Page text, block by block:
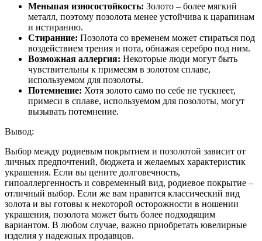
Меньшая износостойкость: Золото – более мягкий
металл, поэтому позолота менее устойчива к царапинам
и истиранию.
Стиранние: Позолота со временем может стираться под
воздействием трения и пота, обнажая серебро под ним.
Возможная аллергия: Некоторые люди могут быть
чувствительны к примесям в золотом сплаве,
используемом для позолоты.
Потемнение: Хотя золото само по себе не тускнеет,
примеси в сплаве, используемом для позолоты, могут
вызывать потемнение.
Вывод:
Выбор между родиевым покрытием и позолотой зависит от
личных предпочтений, бюджета и желаемых характеристик
украшения. Если вы цените долговечность,
гипоаллергенность и современный вид, родиевое покрытие –
отличный выбор. Если же вам нравится классический вид
золота и вы готовы к некоторой осторожности в ношении
украшения, позолота может быть более подходящим
вариантом. В любом случае, важно приобретать ювелирные
изделия у надежных продавцов.